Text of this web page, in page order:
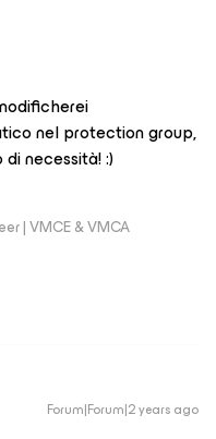
nel protection group,
necessità! :)
| VMCE & VMCA
Forum|Forum|2 years ago